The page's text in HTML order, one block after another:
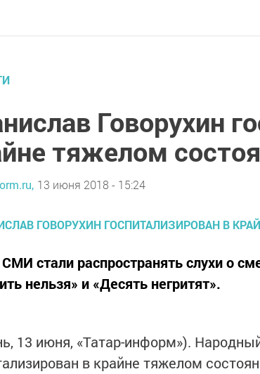
Говорухин
тяжелом
13 июня 2018 - 15:24
стали распространять слухи о
нельзя» и «Десять негритят».
13 июня, «Татар-информ»).
в крайне тяжелом